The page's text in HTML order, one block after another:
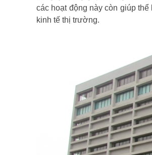
các hoạt động này còn giúp
kinh tế thị trường.